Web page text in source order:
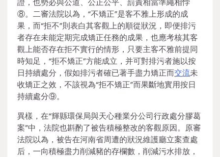
⑧。二審法院以為，“不矯正”是客不雅上形成的成
果，而“拒不”則表白其客觀上的順從狀況，即便排污
者存在未能定期完成矯正任務的成果，也應考核其客
觀上能否存在拒不實行的情形，只要主客不雅前提同
時知足，“拒不矯正”方能成立，并可對排污者施以按
日持續處分，假如排污者確已著手盡力矯正而交流未
收矯正之效，不該視為“拒不矯正”而果斷地實用按日
持續處分⑨。
異樣，在“輝縣環保局與天心種業分公司行政處分膠葛
案”中，法院也斟酌了被告積極整改的客觀原因。原審
法院以為，被告在河南省周遭的狀況維護廳立案查處
后，一向積極盡力削減豬的存欄數，削減污水排放，